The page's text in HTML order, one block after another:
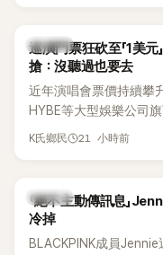
嘆。
K-POP
巡演門票狂砍至「1美
搶：沒聽過也要去
近年演唱會票價持續攀
HYBE等大型娛樂公司
司，偶爾都會引發粉絲
K氏鄉民 21 小時前
K-POP
「絕不主動傳訊息」
冷掉
BLACKPINK成員Jennie